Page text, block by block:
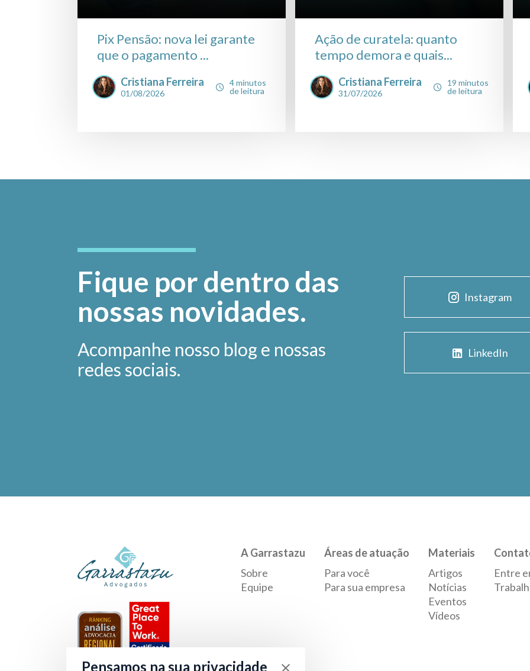
Pix Pensão: nova lei garante
que o pagamento ...
Cristiana Ferreira
01/08/2026
4 minutos
de leitura
Ação de curatela: quanto
tempo demora e quais...
Cristiana Ferreira
31/07/2026
19 minutos
de leitura
Fique por dentro das
nossas novidades.
Acompanhe nosso blog e nossas
redes sociais.
Instagram
LinkedIn
A Garrastazu
Sobre
Equipe
Áreas de atuação
Para você
Para sua empresa
Materiais
Artigos
Notícias
Eventos
Vídeos
Entre
Pensamos na sua privacidade